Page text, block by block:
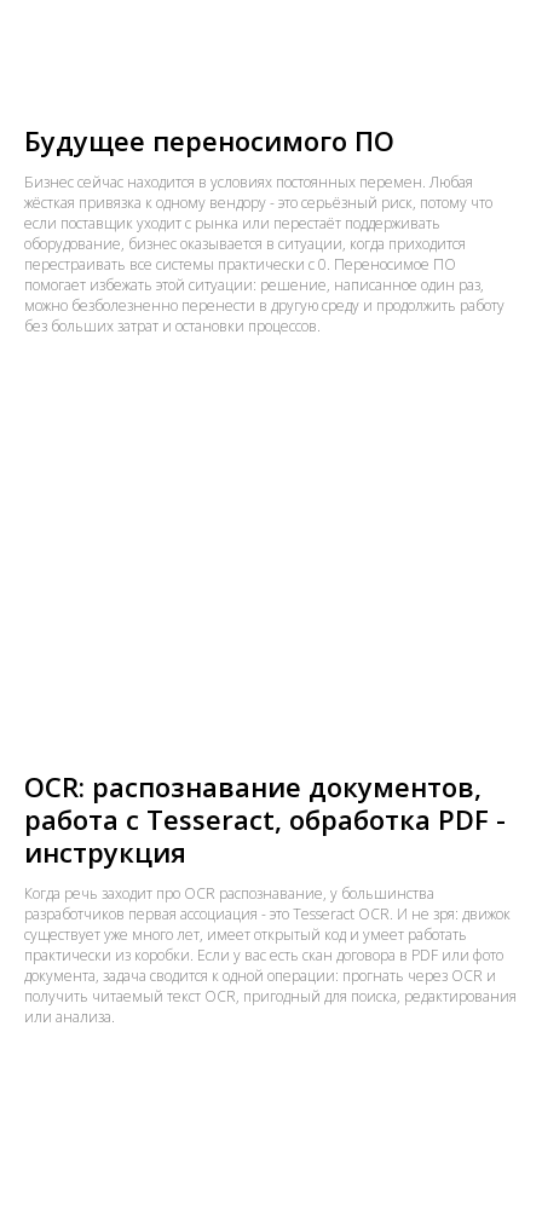
Будущее переносимого ПО
Бизнес сейчас находится в условиях постоянных перемен. Любая
жёсткая привязка к одному вендору - это серьёзный риск, потому что
если поставщик уходит с рынка или перестаёт поддерживать
оборудование, бизнес оказывается в ситуации, когда приходится
перестраивать все системы практически с 0. Переносимое ПО
помогает избежать этой ситуации: решение, написанное один раз,
можно безболезненно перенести в другую среду и продолжить работу
без больших затрат и остановки процессов.
OCR: распознавание документов,
работа с Tesseract, обработка PDF -
инструкция
Когда речь заходит про OCR распознавание, у большинства
разработчиков первая ассоциация - это Tesseract OCR. И не зря: движок
существует уже много лет, имеет открытый код и умеет работать
практически из коробки. Если у вас есть скан договора в PDF или фото
документа, задача сводится к одной операции: прогнать через OCR и
получить читаемый текст OCR, пригодный для поиска, редактирования
или анализа.